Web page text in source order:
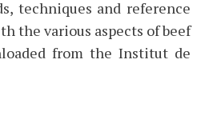
techniques and reference
the various aspects of beef
from the Institut de